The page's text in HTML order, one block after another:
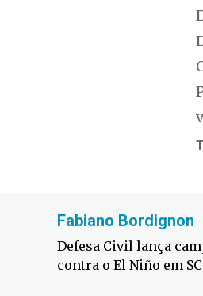
Fabiano Bordignon
Defesa Civil lança
contra o El Niño em SC